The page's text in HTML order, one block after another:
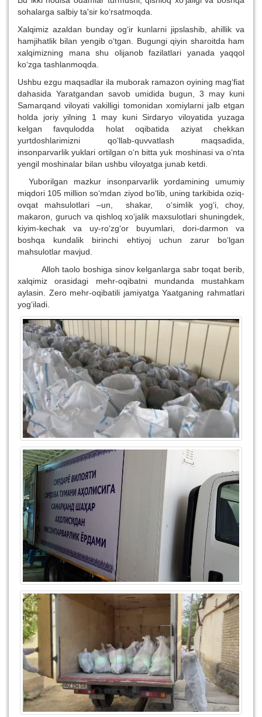
sohalarga salbiy ta'sir ko‘rsatmoqda.
Xalqimiz azaldan bunday og‘ir kunlarni jipslashib, ahillik va
hamjihatlik bilan yengib o‘tgan. Bugungi qiyin sharoitda ham
xalqimizning mana shu olijanob fazilatlari yanada yaqqol
ko‘zga tashlanmoqda.
Ushbu ezgu maqsadlar ila muborak ramazon oyining mag‘fiat
dahasida Yaratgandan savob umidida bugun, 3 may kuni
Samarqand viloyati vakilligi tomonidan xomiylarni jalb etgan
holda joriy yilning 1 may kuni Sirdaryo viloyatida yuzaga
kelgan favqulodda holat oqibatida aziyat chekkan
yurtdoshlarimizni qo‘llab-quvvatlash maqsadida,
insonparvarlik yuklari ortilgan o‘n bitta yuk moshinasi va o‘nta
yengil moshinalar bilan ushbu viloyatga junab ketdi.
Yuborilgan mazkur insonparvarlik yordamining umumiy
miqdori 105 million so‘mdan ziyod bo‘lib, uning tarkibida oziq-
ovqat mahsulotlari –un, shakar, o‘simlik yog‘i, choy,
makaron, guruch va qishloq xo‘jalik maxsulotlari shuningdek,
kiyim-kechak va uy-ro‘zg‘or buyumlari, dori-darmon va
boshqa kundalik birinchi ehtiyoj uchun zarur bo‘lgan
mahsulotlar mavjud.
Alloh taolo boshiga sinov kelganlarga sabr toqat berib,
xalqimiz orasidagi mehr-oqibatni mundanda mustahkam
aylasin. Zero mehr-oqibatili jamiyatga Yaatganing rahmatlari
yog‘iladi.